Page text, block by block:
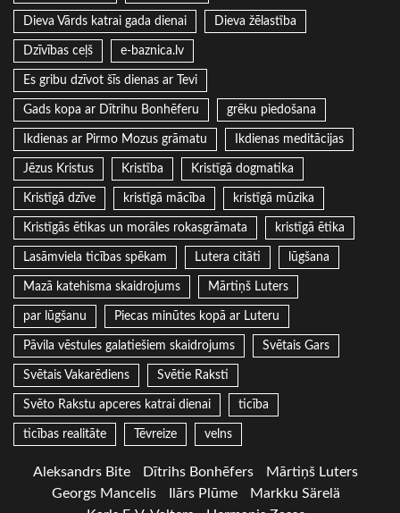
Dieva Vārds katrai gada dienai Dieva žēlastība
Dzīvības ceļš e-baznica.lv
Es gribu dzīvot šīs dienas ar Tevi
Gads kopa ar Dītrihu Bonhēferu grēku piedošana
Ikdienas ar Pirmo Mozus grāmatu Ikdienas meditācijas
Jēzus Kristus Kristība Kristīgā dogmatika
Kristīgā dzīve kristīgā mācība kristīgā mūzika
Kristīgās ētikas un morāles rokasgrāmata kristīgā ētika
Lasāmviela ticības spēkam Lutera citāti lūgšana
Mazā katehisma skaidrojums Mārtiņš Luters
par lūgšanu Piecas minūtes kopā ar Luteru
Pāvila vēstules galatiešiem skaidrojums Svētais Gars
Svētais Vakarēdiens Svētie Raksti
Svēto Rakstu apceres katrai dienai ticība
ticības realitāte Tēvreize velns
Aleksandrs Bite Dītrihs Bonhēfers
Mārtiņš Luters
Georgs Mancelis
Ilārs Plūme
Markku Särelä